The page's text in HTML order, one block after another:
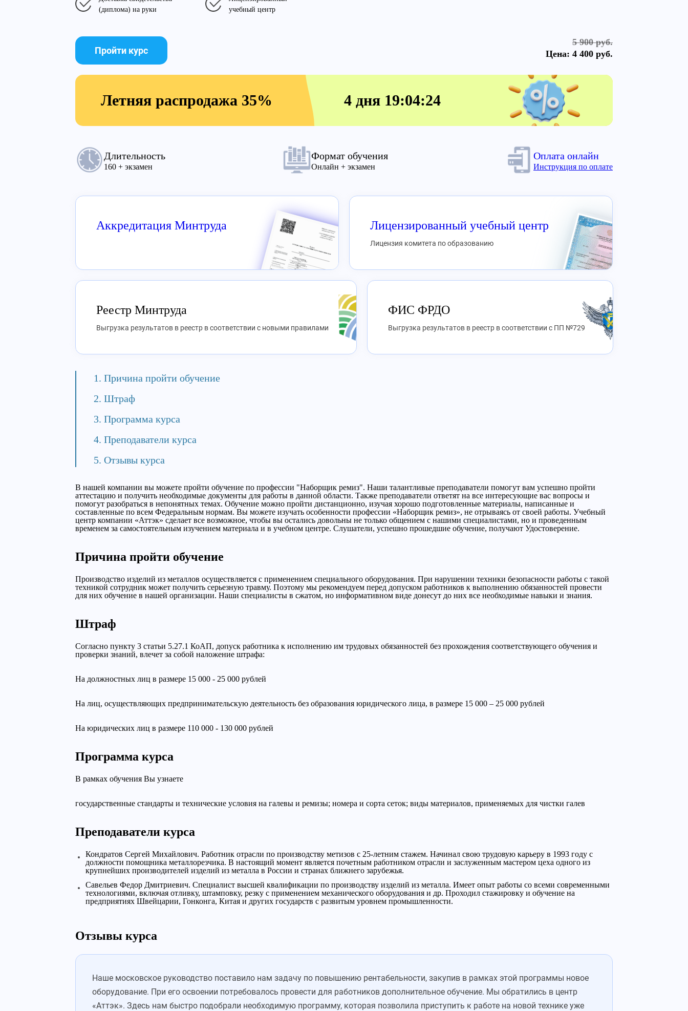
(диплома) на руки
учебный центр
5 900 руб.
Цена: 4 400 руб.
Пройти курс
Летняя распродажа 35% 4 дня 19:04:23
Длительность
160 + экзамен
Формат обучения
Онлайн + экзамен
Оплата онлайн
Инструкция по оплате
Аккредитация Минтруда Лицензированный учебный центр
Лицензия комитета по образованию
Реестр Минтруда
Выгрузка результатов в реестр в соответствии с новыми правилами
ФИС ФРДО
Выгрузка результатов в реестр в соответствии с ПП №729
Причина пройти обучение
Штраф
Программа курса
Преподаватели курса
Отзывы курса
В нашей компании вы можете пройти обучение по профессии "Наборщик ремиз". Наши талантливые преподаватели помогут вам успешно пройти
аттестацию и получить необходимые документы для работы в данной области. Также преподаватели ответят на все интересующие вас вопросы и
помогут разобраться в непонятных темах. Обучение можно пройти дистанционно, изучая хорошо подготовленные материалы, написанные и
составленные по всем Федеральным нормам. Вы можете изучать особенности профессии «Наборщик ремиз», не отрываясь от своей работы. Учебный
центр компании «Аттэк» сделает все возможное, чтобы вы остались довольны не только общением с нашими специалистами, но и проведенным
временем за самостоятельным изучением материала и в учебном центре. Слушатели, успешно прошедшие обучение, получают Удостоверение.
Причина пройти обучение
Производство изделий из металлов осуществляется с применением специального оборудования. При нарушении техники безопасности работы с такой
техникой сотрудник может получить серьезную травму. Поэтому мы рекомендуем перед допуском работников к выполнению обязанностей провести
для них обучение в нашей организации. Наши специалисты в сжатом, но информативном виде донесут до них все необходимые навыки и знания.
Штраф
Согласно пункту 3 статьи 5.27.1 КоАП, допуск работника к исполнению им трудовых обязанностей без прохождения соответствующего обучения и
проверки знаний, влечет за собой наложение штрафа:
На должностных лиц в размере 15 000 - 25 000 рублей
На лиц, осуществляющих предпринимательскую деятельность без образования юридического лица, в размере 15 000 – 25 000 рублей
На юридических лиц в размере 110 000 - 130 000 рублей
Программа курса
В рамках обучения Вы узнаете
государственные стандарты и технические условия на галевы и ремизы; номера и сорта сеток; виды материалов, применяемых для чистки галев
Преподаватели курса
Кондратов Сергей Михайлович. Работник отрасли по производству метизов с 25-летним стажем. Начинал свою трудовую карьеру в 1993 году с
должности помощника металлорезчика. В настоящий момент является почетным работником отрасли и заслуженным мастером цеха одного из
крупнейших производителей изделий из металла в России и странах ближнего зарубежья.
Савельев Федор Дмитриевич. Специалист высшей квалификации по производству изделий из металла. Имеет опыт работы со всеми современными
технологиями, включая отливку, штамповку, резку с применением механического оборудования и др. Проходил стажировку и обучение на
предприятиях Швейцарии, Гонконга, Китая и других государств с развитым уровнем промышленности.
Отзывы курса
Наше московское руководство поставило нам задачу по повышению рентабельности, закупив в рамках этой программы новое
оборудование. При его освоении потребовалось провести для работников дополнительное обучение. Мы обратились в центр
«Аттэк». Здесь нам быстро подобрали необходимую программу, которая позволила приступить к работе на новой технике уже